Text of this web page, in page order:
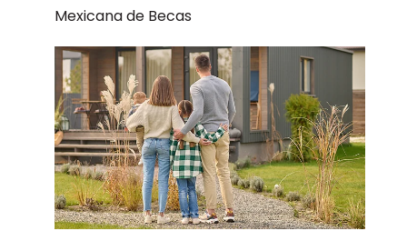
Mexicana de Becas